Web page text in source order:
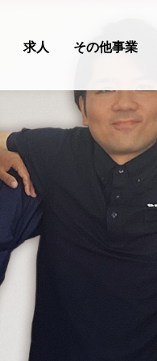
求人 その他事業